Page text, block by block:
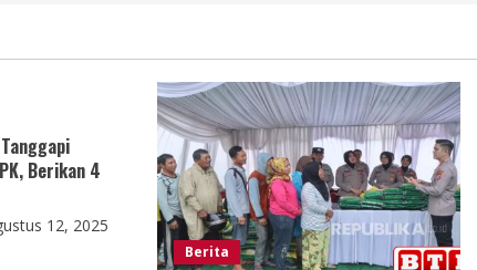
Berikan 4
12, 2025
Berita